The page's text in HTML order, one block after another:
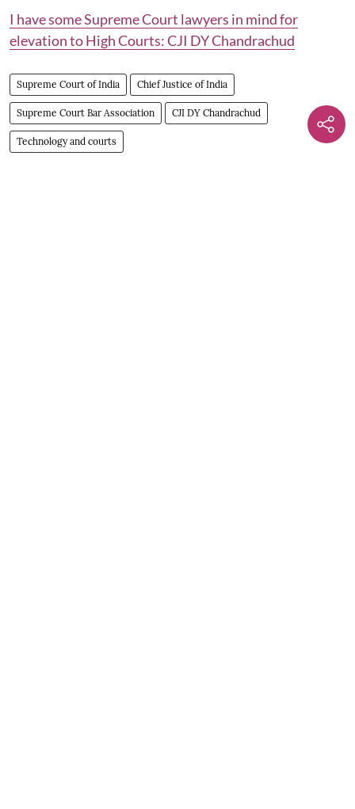
I have some Supreme Court lawyers in mind for
elevation to High Courts: CJI DY Chandrachud
Supreme Court of India Chief Justice of India
Supreme Court Bar Association CJI DY Chandrachud
Technology and courts